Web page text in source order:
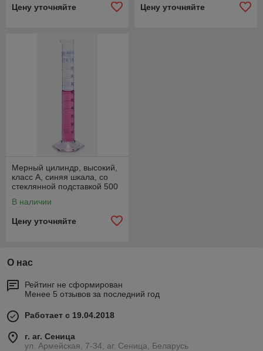
Цену уточняйте Цену уточняйте
Мерный цилиндр, высокий,
класс А, синяя шкала, со
стеклянной подставкой 500
В наличии
Цену уточняйте
О нас
Рейтинг не сформирован
Менее 5 отзывов за последний год
Работает с 19.04.2018
г. аг. Сеница
ул. Армейская, 7-34, аг. Сеница, Беларусь